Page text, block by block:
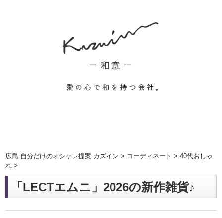
広島 自分だけのオシャレ提案 カズイン > コーディネート >40代おしゃ
れ >
「LECTエムニ」2026の新作雑貨♪